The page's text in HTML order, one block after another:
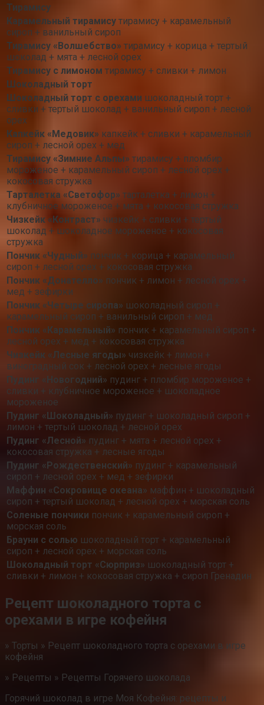
Тирамису
Карамельный тирамису тирамису + карамельный
сироп + ванильный сироп
Тирамису «Волшебство» тирамису + корица + тертый
шоколад + мята + лесной орех
Тирамису с лимоном тирамису + сливки + лимон
Шоколадный торт
Шоколадный торт с орехами шоколадный торт +
сливки + тертый шоколад + ванильный сироп + лесной
орех
Капкейк «Медовик» капкейк + сливки + карамельный
сироп + лесной орех + мед
Тирамису «Зимние Альпы» тирамису + пломбир
мороженое + карамельный сироп + лесной орех +
кокосовая стружка
Тарталетка «Светофор» тарталетка + лимон +
клубничное мороженое + мята + кокосовая стружка
Чизкейк «Контраст» чизкейк + сливки + тертый
шоколад + шоколадное мороженое + кокосовая
стружка
Пончик «Чудный» пончик + корица + карамельный
сироп + лесной орех + кокосовая стружка
Пончик «Донателло» пончик + лимон + лесной орех +
мед + зефирки
Пончик «Четыре сиропа» шоколадный сироп +
карамельный сироп + ванильный сироп + мед
Пончик «Карамельный» пончик + карамельный сироп +
лесной орех + мед + кокосовая стружка
Чизкейк «Лесные ягоды» чизкейк + лимон +
виноградный сок + лесной орех + лесные ягоды
Пудинг «Новогодний» пудинг + пломбир мороженое +
сливки + клубничное мороженое + шоколадное
мороженое
Пудинг «Шоколадный» пудинг + шоколадный сироп +
лимон + тертый шоколад + лесной орех
Пудинг «Лесной» пудинг + мята + лесной орех +
кокосовая стружка + лесные ягоды
Пудинг «Рождественский» пудинг + карамельный
сироп + лесной орех + мед + зефирки
Маффин «Сокровище океана» маффин + шоколадный
сироп + тертый шоколад + лесной орех + морская соль
Соленые пончики пончик + карамельный сироп +
морская соль
Брауни с солью шоколадный торт + карамельный
сироп + лесной орех + морская соль
Шоколадный торт «Сюрприз» шоколадный торт +
сливки + лимон + кокосовая стружка + сироп Гренадин
Рецепт шоколадного торта с
орехами в игре кофейня
» Торты » Рецепт шоколадного торта с орехами в игре
кофейня
» Рецепты » Рецепты Горячего шоколада
Горячий шоколад в игре Моя Кофейня: рецепты и